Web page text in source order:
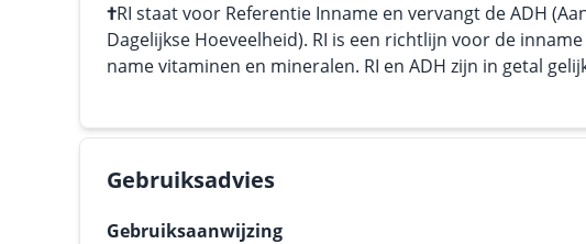
†RI staat voor Referentie Inname en vervangt de ADH
Dagelijkse Hoeveelheid). RI is een richtlijn voor de
name vitaminen en mineralen. RI en ADH zijn in getal
Gebruiksadvies
Gebruiksaanwijzing